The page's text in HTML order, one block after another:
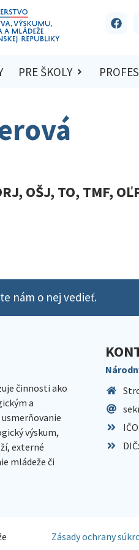
PRE ŠKOLY
OŠJ, TO, TMF,
nám o nej vedieť.
činnosti ako
a
výskum,
externé
mládeže či
Zásady ochrany